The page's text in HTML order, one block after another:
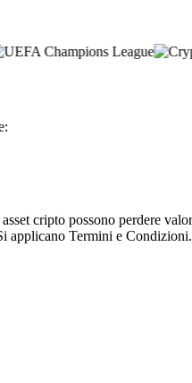
cripto possono perdere
applicano Termini e Condizioni.